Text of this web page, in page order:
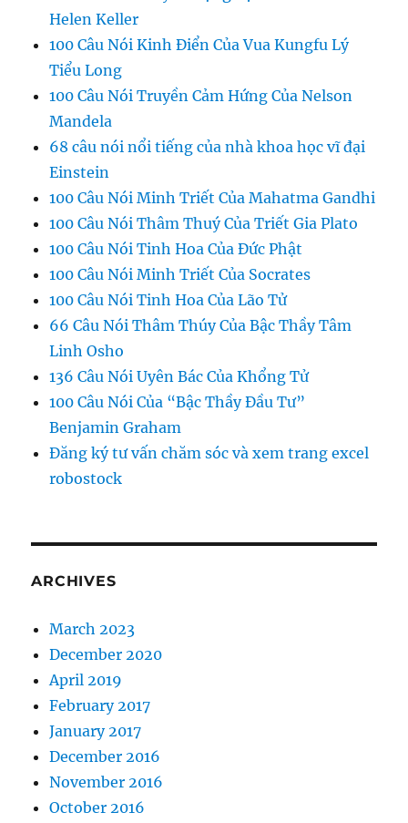
Helen Keller
100 Câu Nói Kinh Điển Của Vua Kungfu Lý
Tiểu Long
100 Câu Nói Truyền Cảm Hứng Của Nelson
Mandela
68 câu nói nổi tiếng của nhà khoa học vĩ đại
Einstein
100 Câu Nói Minh Triết Của Mahatma Gandhi
100 Câu Nói Thâm Thuý Của Triết Gia Plato
100 Câu Nói Tinh Hoa Của Đức Phật
100 Câu Nói Minh Triết Của Socrates
100 Câu Nói Tinh Hoa Của Lão Tử
66 Câu Nói Thâm Thúy Của Bậc Thầy Tâm
Linh Osho
136 Câu Nói Uyên Bác Của Khổng Tử
100 Câu Nói Của “Bậc Thầy Đầu Tư”
Benjamin Graham
Đăng ký tư vấn chăm sóc và xem trang excel
robostock
ARCHIVES
March 2023
December 2020
April 2019
February 2017
January 2017
December 2016
November 2016
October 2016